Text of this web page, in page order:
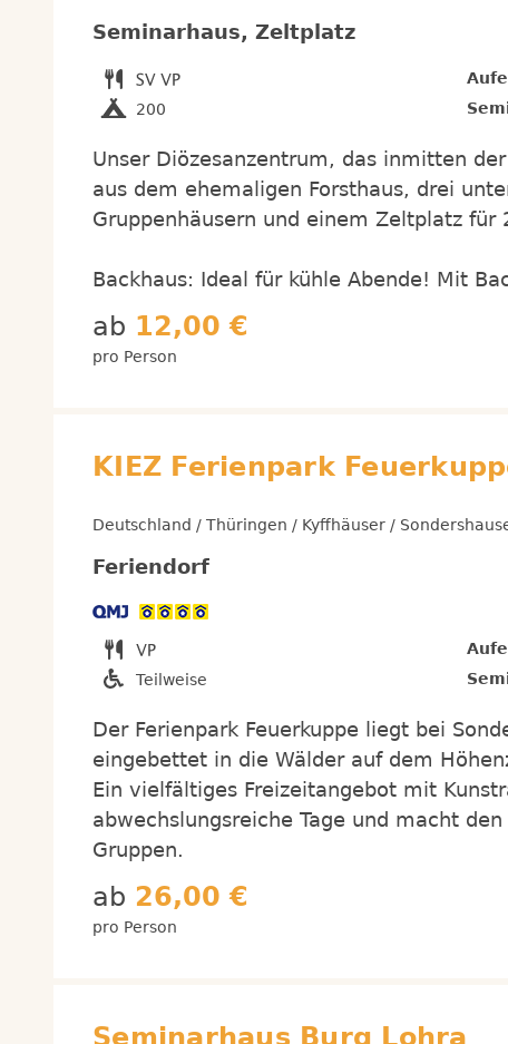
Seminarhaus, Zeltplatz
200
Unser Diözesanzentrum, das inmitten
aus dem ehemaligen Forsthaus, drei
Gruppenhäusern und einem Zeltplatz für
Backhaus: Ideal für kühle Abende! Mit
ab 12,00 €
pro Person
KIEZ Ferienpark
Deutschland / Thüringen / Kyffhäuser /
Feriendorf
Teilweise
Der Ferienpark Feuerkuppe liegt bei
eingebettet in die Wälder auf dem
Ein vielfältiges Freizeitangebot mit
abwechslungsreiche Tage und macht
Gruppen.
ab 26,00 €
pro Person
Seminarhaus Burg Lohra